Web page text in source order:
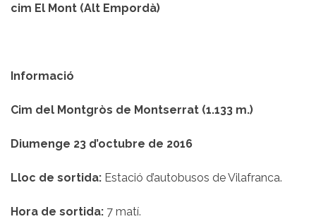
cim El Mont (Alt Empordà)
Informació
Cim del Montgròs de Montserrat (1.133 m.)
Diumenge 23 d’octubre de 2016
Lloc de sortida: Estació d’autobusos de Vilafranca.
Hora de sortida: 7 matí.